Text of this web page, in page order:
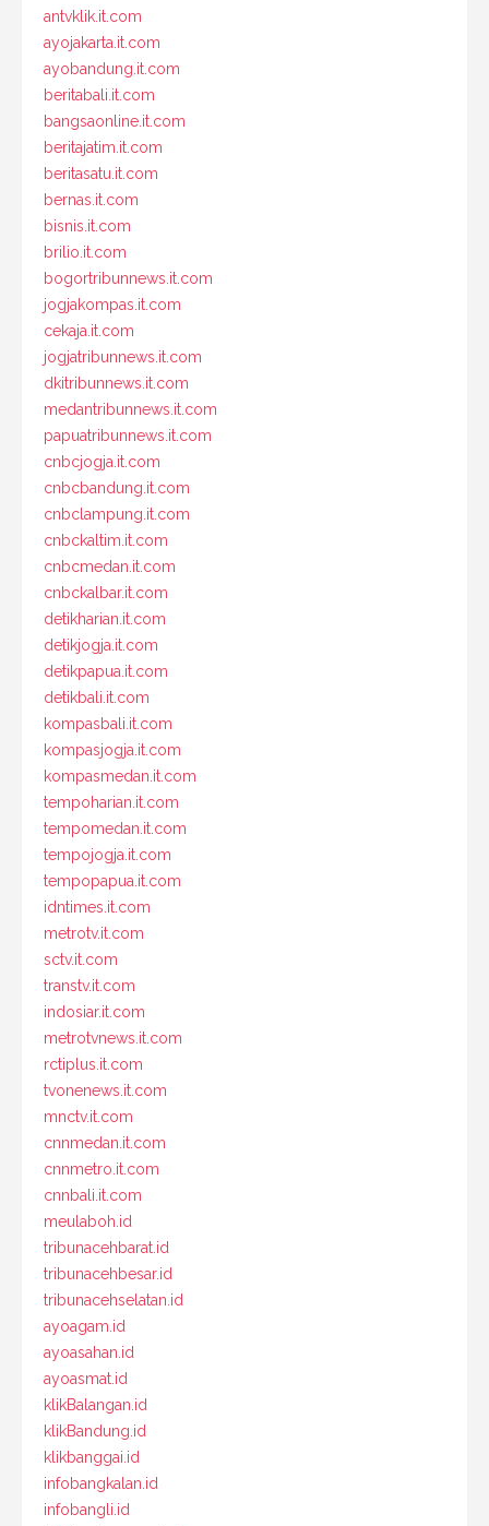
antvklik.it.com
ayojakarta.it.com
ayobandung.it.com
beritabali.it.com
bangsaonline.it.com
beritajatim.it.com
beritasatu.it.com
bernas.it.com
bisnis.it.com
brilio.it.com
bogortribunnews.it.com
jogjakompas.it.com
cekaja.it.com
jogjatribunnews.it.com
dkitribunnews.it.com
medantribunnews.it.com
papuatribunnews.it.com
cnbcjogja.it.com
cnbcbandung.it.com
cnbclampung.it.com
cnbckaltim.it.com
cnbcmedan.it.com
cnbckalbar.it.com
detikharian.it.com
detikjogja.it.com
detikpapua.it.com
detikbali.it.com
kompasbali.it.com
kompasjogja.it.com
kompasmedan.it.com
tempoharian.it.com
tempomedan.it.com
tempojogja.it.com
tempopapua.it.com
idntimes.it.com
metrotv.it.com
sctv.it.com
transtv.it.com
indosiar.it.com
metrotvnews.it.com
rctiplus.it.com
tvonenews.it.com
mnctv.it.com
cnnmedan.it.com
cnnmetro.it.com
cnnbali.it.com
meulaboh.id
tribunacehbarat.id
tribunacehbesar.id
tribunacehselatan.id
ayoagam.id
ayoasahan.id
ayoasmat.id
klikBalangan.id
klikBandung.id
klikbanggai.id
infobangkalan.id
infobangli.id